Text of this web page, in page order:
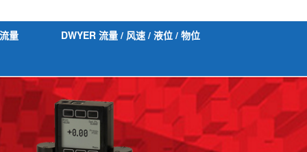
量 DWYER 流量 / 风速 / 液位 / 物位